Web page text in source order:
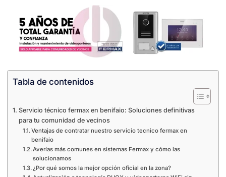
Tabla de contenidos
Servicio técnico fermax en benifaio: Soluciones definitivas
para tu comunidad de vecinos
Ventajas de contratar nuestro servicio tecnico fermax en
benifaio
Averías más comunes en sistemas Fermax y cómo las
solucionamos
¿Por qué somos la mejor opción oficial en la zona?